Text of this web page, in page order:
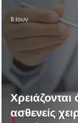
Χρειάζονται
ασθενείς
8 Ιουν